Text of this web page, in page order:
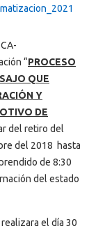
“PROCESO
QUE
Y
DE
del retiro del
del 2018 hasta
de 8:30
del estado
el día 30